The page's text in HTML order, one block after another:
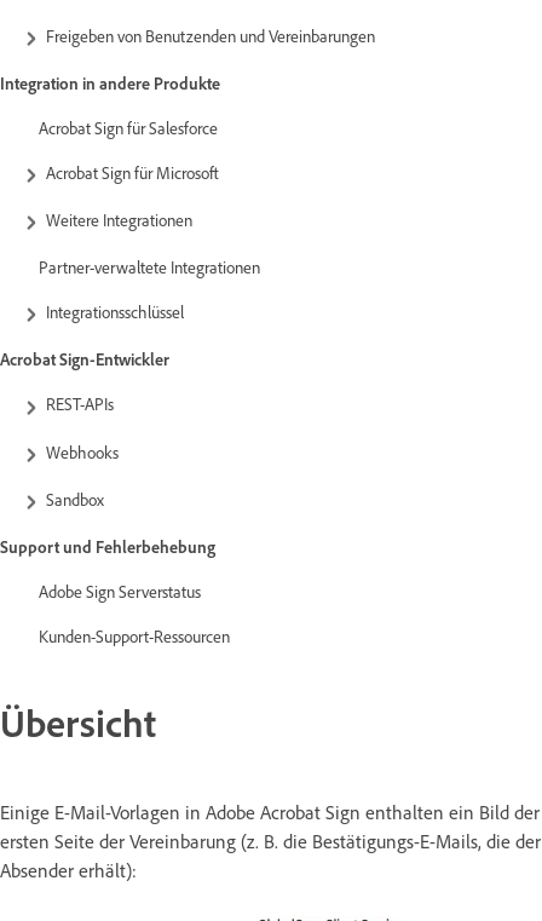
Freigeben von Benutzenden und Vereinbarungen
Integration in andere Produkte
Acrobat Sign für Salesforce
Acrobat Sign für Microsoft
Weitere Integrationen
Partner-verwaltete Integrationen
Integrationsschlüssel
Acrobat Sign-Entwickler
REST-APIs
Webhooks
Sandbox
Support und Fehlerbehebung
Adobe Sign Serverstatus
Kunden-Support-Ressourcen
Übersicht
Einige E-Mail-Vorlagen in Adobe Acrobat Sign enthalten ein Bild der
ersten Seite der Vereinbarung (z. B. die Bestätigungs-E-Mails, die der
Absender erhält):